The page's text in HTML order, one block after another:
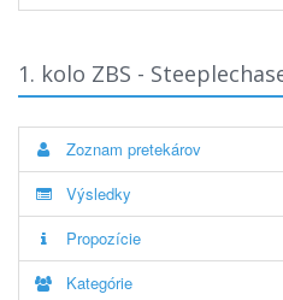
1. kolo ZBS -
Zoznam pretekárov
Výsledky
Propozície
Kategórie